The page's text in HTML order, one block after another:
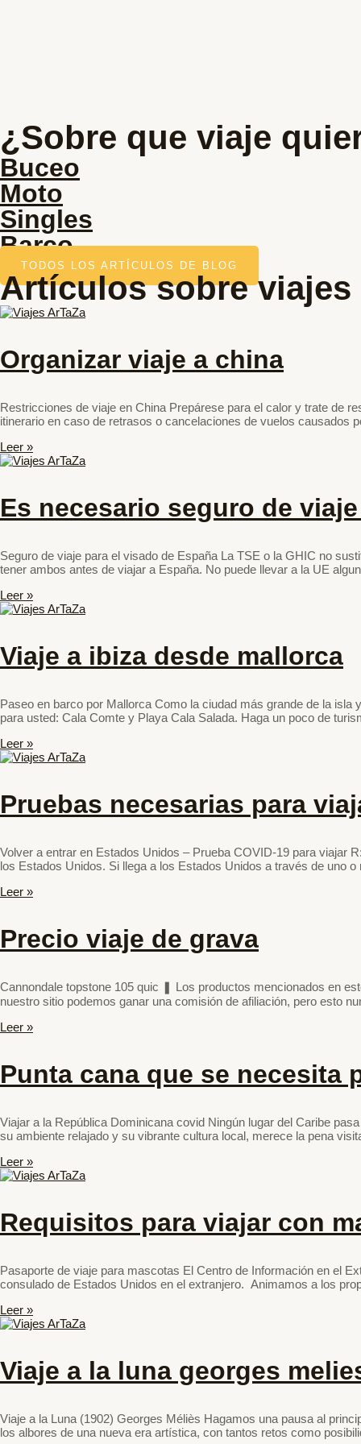
¿Sobre que viaje
Buceo
Moto
Singles
Barco
TODOS LOS ARTÍCULOS DE BLOG
Artículos sobre viajes
Organizar viaje a china
Restricciones de viaje en China Prepárese para el calor y trate de
itinerario en caso de retrasos o cancelaciones de vuelos causados
Leer »
Es necesario seguro de
Seguro de viaje para el visado de España La TSE o la GHIC no
tener ambos antes de viajar a España. No puede llevar a la UE
Leer »
Viaje a ibiza desde mallorca
Paseo en barco por Mallorca Como la ciudad más grande de la
para usted: Cala Comte y Playa Cala Salada. Haga un poco de
Leer »
Pruebas necesarias para
Volver a entrar en Estados Unidos – Prueba COVID-19 para viajar
los Estados Unidos. Si llega a los Estados Unidos a través de uno o
Leer »
Precio viaje de grava
Cannondale topstone 105 quic ❚ Los productos mencionados en
nuestro sitio podemos ganar una comisión de afiliación, pero esto
Leer »
Punta cana que se necesita
Viajar a la República Dominicana covid Ningún lugar del Caribe
su ambiente relajado y su vibrante cultura local, merece la pena
Leer »
Requisitos para viajar con
Pasaporte de viaje para mascotas El Centro de Información en el
consulado de Estados Unidos en el extranjero. Animamos a los
Leer »
Viaje a la luna georges
Viaje a la Luna (1902) Georges Méliès Hagamos una pausa al
los albores de una nueva era artística, con tantos retos como